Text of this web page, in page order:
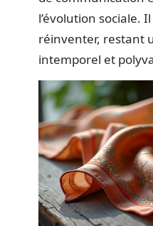
l’évolution sociale.
réinventer, restant
intemporel et